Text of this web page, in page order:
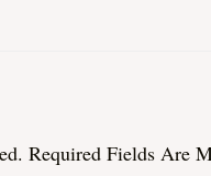
Required Fields Are